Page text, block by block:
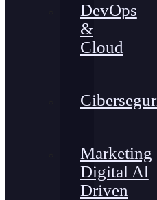
DevOps
&
Cloud
Marketing
Digital Al
Driven